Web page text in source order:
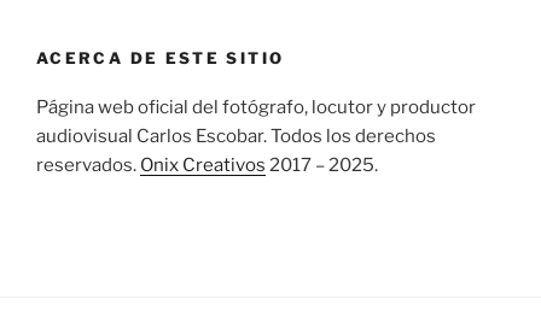
ACERCA DE ESTE SITIO
Página web oficial del fotógrafo, locutor y productor
audiovisual Carlos Escobar. Todos los derechos
reservados. Onix Creativos 2017 – 2025.